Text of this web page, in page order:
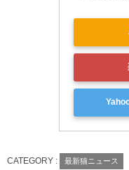
CATEGORY : 最新猫ニュース